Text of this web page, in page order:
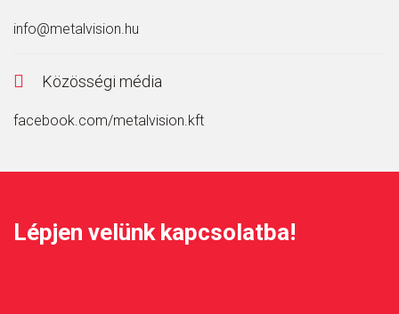
info@metalvision.hu
Közösségi média
facebook.com/metalvision.kft
Lépjen velünk kapcsolatba!